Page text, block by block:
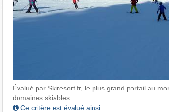
Évalué par Skiresort.fr, le plus grand portail au
domaines skiables.
Ce critère est évalué ainsi